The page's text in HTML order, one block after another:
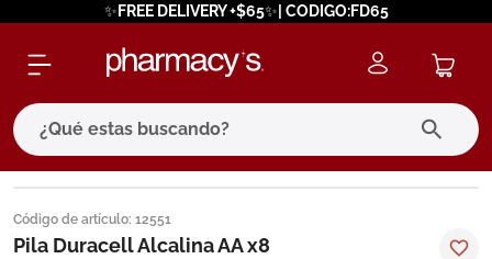
✨FREE DELIVERY +$65✨| CODIGO:FD65
¿Qué estas buscando?
Código de artículo: 12551
Pila Duracell Alcalina AA x8
términos más buscados
1. eucerin